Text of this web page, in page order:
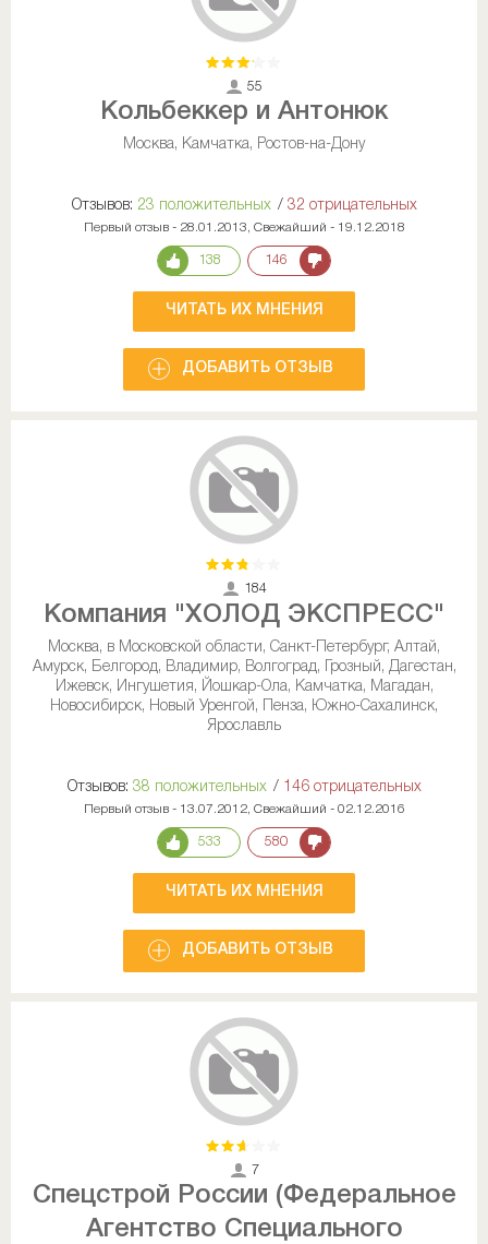
55
Кольбеккер и Антонюк
Москва, Камчатка, Ростов-на-Дону
Отзывов: 23 положительных / 32 отрицательных
Первый отзыв - 28.01.2013, Свежайший - 19.12.2018
138 146
ЧИТАТЬ ИХ МНЕНИЯ
ДОБАВИТЬ ОТЗЫВ
184
Компания "ХОЛОД ЭКСПРЕСС"
Москва, в Московской области, Санкт-Петербург, Алтай,
Амурск, Белгород, Владимир, Волгоград, Грозный, Дагестан,
Ижевск, Ингушетия, Йошкар-Ола, Камчатка, Магадан,
Новосибирск, Новый Уренгой, Пенза, Южно-Сахалинск,
Ярославль
Отзывов: 38 положительных / 146 отрицательных
Первый отзыв - 13.07.2012, Свежайший - 02.12.2016
533 580
ЧИТАТЬ ИХ МНЕНИЯ
ДОБАВИТЬ ОТЗЫВ
7
Спецстрой России (Федеральное
Агентство Специального